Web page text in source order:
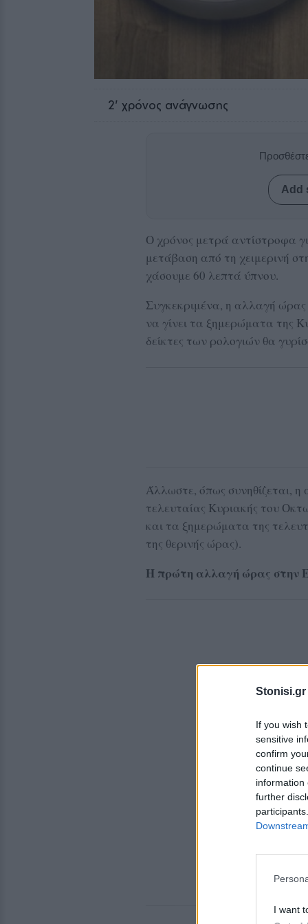
Stonisi.gr
If you wish
sensitive
confirm
continue
information
further
I want
2' χρόνος ανάγνωσης
Add
Ο χρόνος μετρά αντίστροφα
μετάβαση από τη χειμερινή
χάσουμε 60 λεπτά ύπνου.
Συγκεκριμένα, η αλλαγή ώρας
να γίνει τα ξημερώματα της
δείκτες των ρολογιών θα
Άλλωστε, όπως συνηθίζεται,
τελευταίας Κυριακής του
και τα ξημερώματα της
της θερινής ώρας).
Η πρώτη αλλαγή ώρας στην